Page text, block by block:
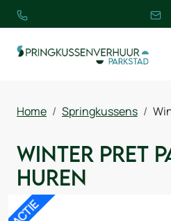
Home Springkussens
Winter Pret
huren
ACTIE